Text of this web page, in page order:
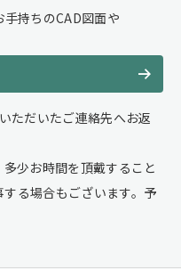
持ちのCAD図面や
ただいたご連絡先へお返
少お時間を頂戴すること
る場合もございます。予